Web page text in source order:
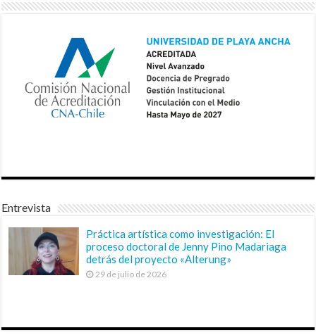
Entrevista
Práctica artística como investigación: El
proceso doctoral de Jenny Pino Madariaga
detrás del proyecto «Alterung»
29 de julio de 2026